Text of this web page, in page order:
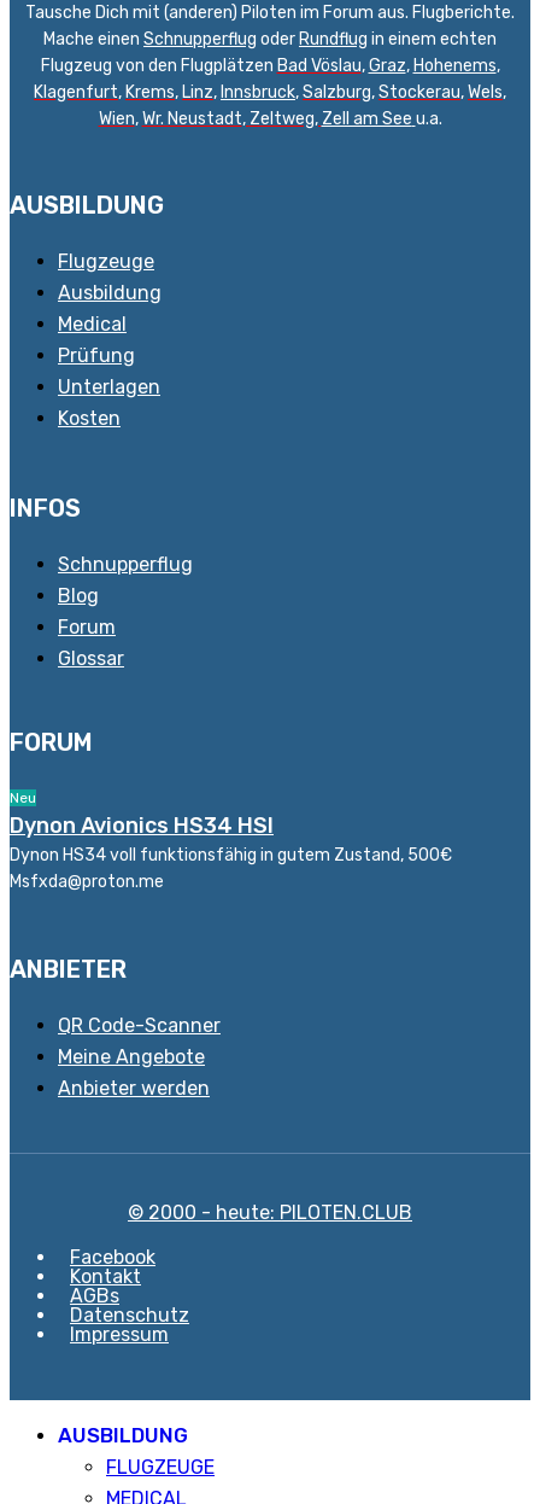
Tausche Dich mit (anderen) Piloten im Forum aus. Flugberichte.
Mache einen Schnupperflug oder Rundflug in einem echten
Flugzeug von den Flugplätzen Bad Vöslau,Graz, Hohenems,
Klagenfurt, Krems, Linz, Innsbruck,Salzburg,Stockerau,Wels,
Wien,Wr. Neustadt, Zeltweg, Zell am See u.a.
AUSBILDUNG
Flugzeuge
Ausbildung
Medical
Prüfung
Unterlagen
Kosten
INFOS
Schnupperflug
Blog
Forum
Glossar
FORUM
Neu
Dynon Avionics HS34 HSI
Dynon HS34 voll funktionsfähig in gutem Zustand, 500€
Msfxda@proton.me
ANBIETER
QR Code-Scanner
Meine Angebote
Anbieter werden
© 2000 - heute: PILOTEN.CLUB
Facebook
Kontakt
AGBs
Datenschutz
Impressum
AUSBILDUNG
FLUGZEUGE
MEDICAL